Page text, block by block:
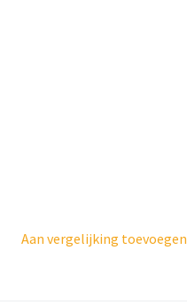
Aan vergelijking toevoegen